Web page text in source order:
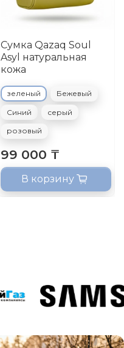
Сумка Qazaq Soul
Asyl натуральная
кожа
зеленый Бежевый
Синий серый
розовый
99 000 ₸
В корзину